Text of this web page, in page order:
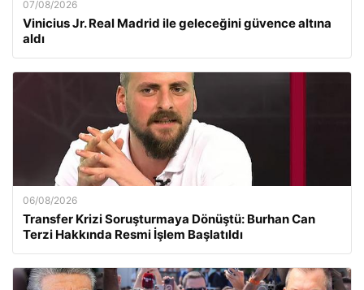
07/08/2026
Vinicius Jr. Real Madrid ile geleceğini güvence altına
aldı
06/08/2026
Transfer Krizi Soruşturmaya Dönüştü: Burhan Can
Terzi Hakkında Resmi İşlem Başlatıldı